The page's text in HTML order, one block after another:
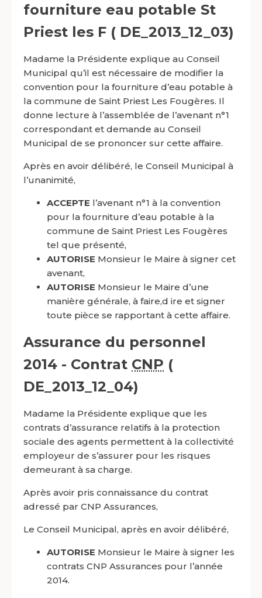
fourniture eau potable St
Priest les F ( DE_2013_12_03)
Madame la Présidente explique au Conseil
Municipal qu’il est nécessaire de modifier la
convention pour la fourniture d’eau potable à
la commune de Saint Priest Les Fougères. Il
donne lecture à l’assemblée de l’avenant n°1
correspondant et demande au Conseil
Municipal de se prononcer sur cette affaire.
Après en avoir délibéré, le Conseil Municipal à
l’unanimité,
ACCEPTE l’avenant n°1 à la convention
pour la fourniture d’eau potable à la
commune de Saint Priest Les Fougères
tel que présenté,
AUTORISE Monsieur le Maire à signer cet
avenant,
AUTORISE Monsieur le Maire d’une
manière générale, à faire,d ire et signer
toute pièce se rapportant à cette affaire.
Assurance du personnel
2014 - Contrat CNP (
DE_2013_12_04)
Madame la Présidente explique que les
contrats d’assurance relatifs à la protection
sociale des agents permettent à la collectivité
employeur de s’assurer pour les risques
demeurant à sa charge.
Après avoir pris connaissance du contrat
adressé par CNP Assurances,
Le Conseil Municipal, après en avoir délibéré,
AUTORISE Monsieur le Maire à signer les
contrats CNP Assurances pour l’année
2014.